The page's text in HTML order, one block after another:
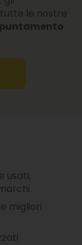
le nostre
usati,
migliori